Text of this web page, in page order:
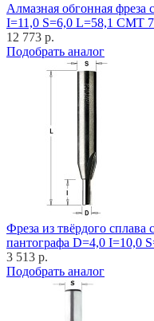
Алмазная обгонная
I=11,0 S=6,0 L=58,1 CMT
12 773 р.
Подобрать аналог
Фреза из твёрдого
пантографа D=4,0 I=10,0
3 513 р.
Подобрать аналог